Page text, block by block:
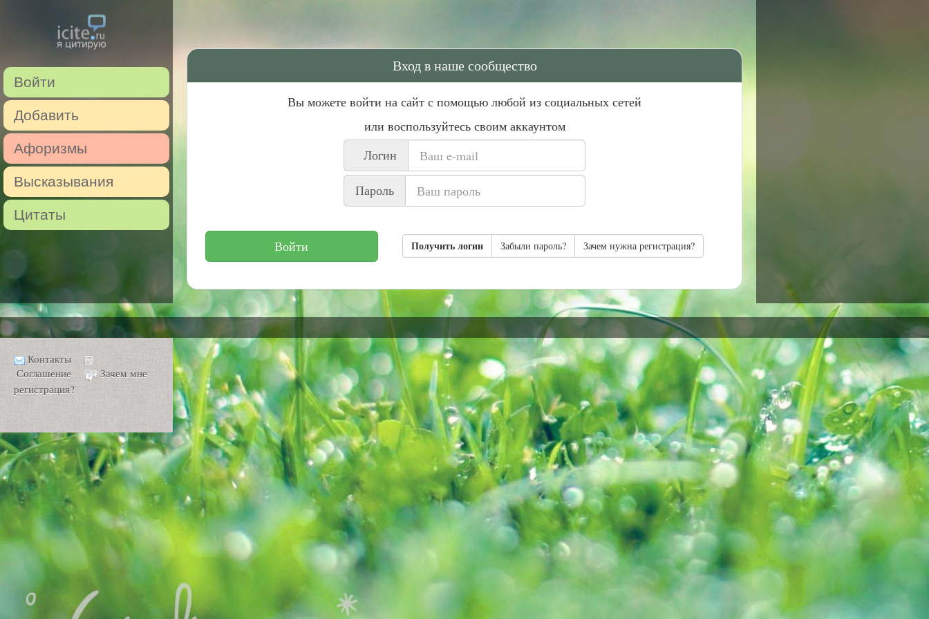
Войти
Добавить
Афоризмы
Высказывания
Цитаты
Вход в наше сообщество
Вы можете войти на сайт с помощью любой из социальных сетей
или воспользуйтесь своим аккаунтом
Логин
Пароль
Войти Получить логин Забыли пароль? Зачем нужна регистрация?
Контакты
Соглашение
Зачем мне
регистрация?